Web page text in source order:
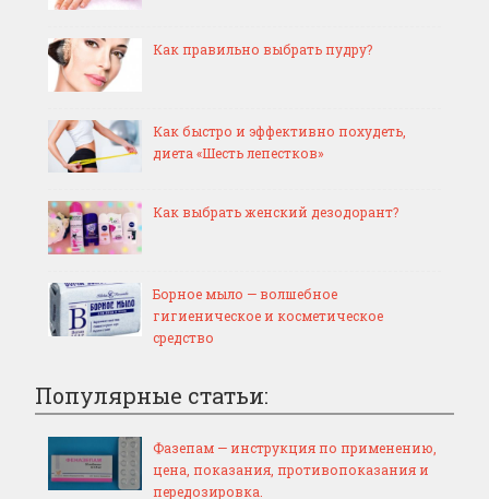
Как правильно выбрать пудру?
Как быстро и эффективно похудеть,
диета «Шесть лепестков»
Как выбрать женский дезодорант?
Борное мыло — волшебное
гигиеническое и косметическое
средство
Популярные статьи:
Фазепам — инструкция по применению,
цена, показания, противопоказания и
передозировка.